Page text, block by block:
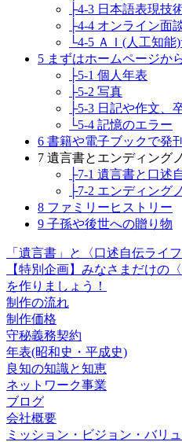
├4-3 日本語表現技
├4-4 オンライン面
└4-5 ＡＩ(人工知能
5 まずはホームページか
├5-1 個人年表
├5-2 写真
├5-3 日記や作文、
└5-4 記憶のエラー
6 書籍や電子ブックで発刊
7 遺言書とエンディング
├7-1 遺言書と口述
├7-2 エンディング
8 ファミリーヒストリー
9 子孫や後世への贈り物
「遺言書」と〈口述自伝ライ
【特別企画】みなさまだけの
を作りましょう！
制作の流れ
制作価格
守秘義務契約
年表(昭和史・平成史)
良知の知識と知恵
ネットワーク事業
ブログ
会社概要
ミッション・ビジョン・バリ